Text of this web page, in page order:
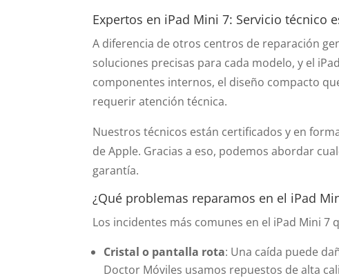
Expertos en iPad Mini 7: Servicio técnico
A diferencia de otros centros de reparación
soluciones precisas para cada modelo, y el
componentes internos, el diseño compacto
requerir atención técnica.
Nuestros técnicos están certificados y en
de Apple. Gracias a eso, podemos abordar
garantía.
¿Qué problemas reparamos en el iPad
Los incidentes más comunes en el iPad Mini
Cristal o pantalla rota: Una caída puede
Doctor Móviles usamos repuestos de alta